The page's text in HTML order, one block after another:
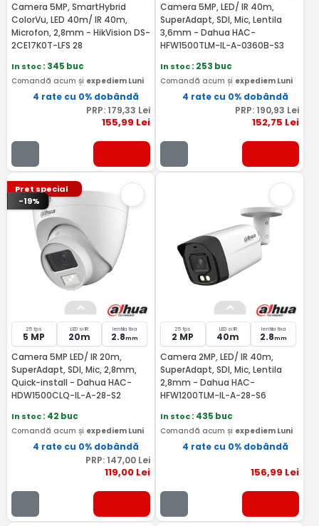
Camera 5MP, SmartHybrid
ColorVu, LED 40m/ IR 40m,
Microfon, 2,8mm - HikVision DS-
2CE17K0T-LFS 28
In stoc: 345 buc
Comandă acum și expediem Luni
4 rate cu 0% dobândă
PRP: 179,33 Lei
155,99 Lei
Camera 5MP, LED/ IR 40m,
SuperAdapt, SDI, Mic, Lentila
3,6mm - Dahua HAC-
HFW1500TLM-IL-A-0360B-S3
In stoc: 253 buc
Comandă acum și expediem Luni
4 rate cu 0% dobândă
PRP: 190,93 Lei
152,75 Lei
Pret special
-19%
25 fps
5 MP
LED si IR
20m
lentila fixa
2.8mm
Camera 5MP LED/ IR 20m,
SuperAdapt, SDI, Mic, 2,8mm,
Quick-install - Dahua HAC-
HDW1500CLQ-IL-A-28-S2
In stoc: 42 buc
Comandă acum și expediem Luni
4 rate cu 0% dobândă
PRP: 147,00Lei
119,00Lei
25 fps
2 MP
LED si IR
40m
lentila fixa
2.8mm
Camera 2MP, LED/ IR 40m,
SuperAdapt, SDI, Mic, Lentila
2,8mm - Dahua HAC-
HFW1200TLM-IL-A-28-S6
In stoc: 435 buc
Comandă acum și expediem Luni
4 rate cu 0% dobândă
156,99 Lei